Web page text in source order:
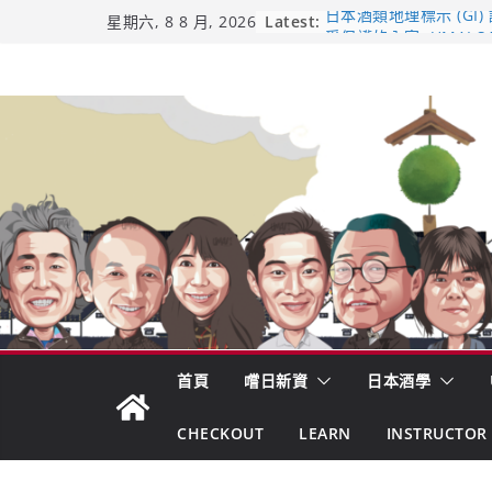
星期六, 8 8 月, 2026 Latest: 日本酒類地理標示 (GI)
【酒業商戰】130年老
市場！梅乃宿上市背後
龜之井酒造：口說上
吟釀的堅持與傳承 ～
首頁 嚐日新資 日本酒學
CHECKOUT LEARN